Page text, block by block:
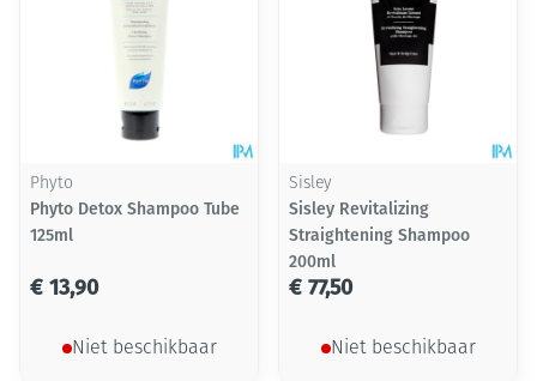
Phyto
Phyto Detox Shampoo Tube
125ml
€ 13,90
Niet beschikbaar
Sisley
Sisley Revitalizing
Straightening Shampoo
200ml
€ 77,50
Niet beschikbaar